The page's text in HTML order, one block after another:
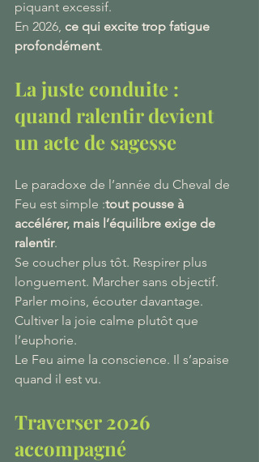
piquant excessif.
En 2026, ce qui excite trop fatigue
profondément.
La juste conduite :
quand ralentir devient
un acte de sagesse
Le paradoxe de l’année du Cheval de
Feu est simple :tout pousse à
accélérer, mais l’équilibre exige de
ralentir.
Se coucher plus tôt. Respirer plus
longuement. Marcher sans objectif.
Parler moins, écouter davantage.
Cultiver la joie calme plutôt que
l’euphorie.
Le Feu aime la conscience. Il s’apaise
quand il est vu.
Traverser 2026
accompagné